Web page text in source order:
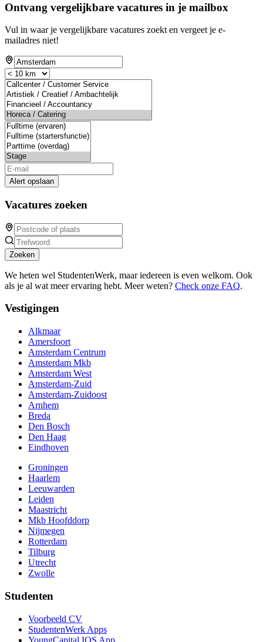
Ontvang vergelijkbare vacatures in je mailbox
Vul in waar je vergelijkbare vacatures zoekt en vergeet je e-
mailadres niet!
Alert opslaan
Vacatures zoeken
Zoeken
We heten wel StudentenWerk, maar iedereen is even welkom. Ook
als je al wat meer ervaring hebt. Meer weten? Check onze FAQ.
Vestigingen
Alkmaar
Amersfoort
Amsterdam Centrum
Amsterdam Mkb
Amsterdam West
Amsterdam-Zuid
Amsterdam-Zuidoost
Arnhem
Breda
Den Bosch
Den Haag
Eindhoven
Groningen
Haarlem
Leeuwarden
Leiden
Maastricht
Mkb Hoofddorp
Nijmegen
Rotterdam
Tilburg
Utrecht
Zwolle
Studenten
Voorbeeld CV
StudentenWerk Apps
YoungCapital IOS App